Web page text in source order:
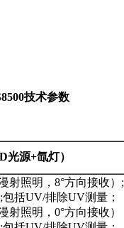
技术参数
光源+氙灯）
射照明，8°方向接收）;
包括UV/排除UV测量；
射照明，0°方向接收）